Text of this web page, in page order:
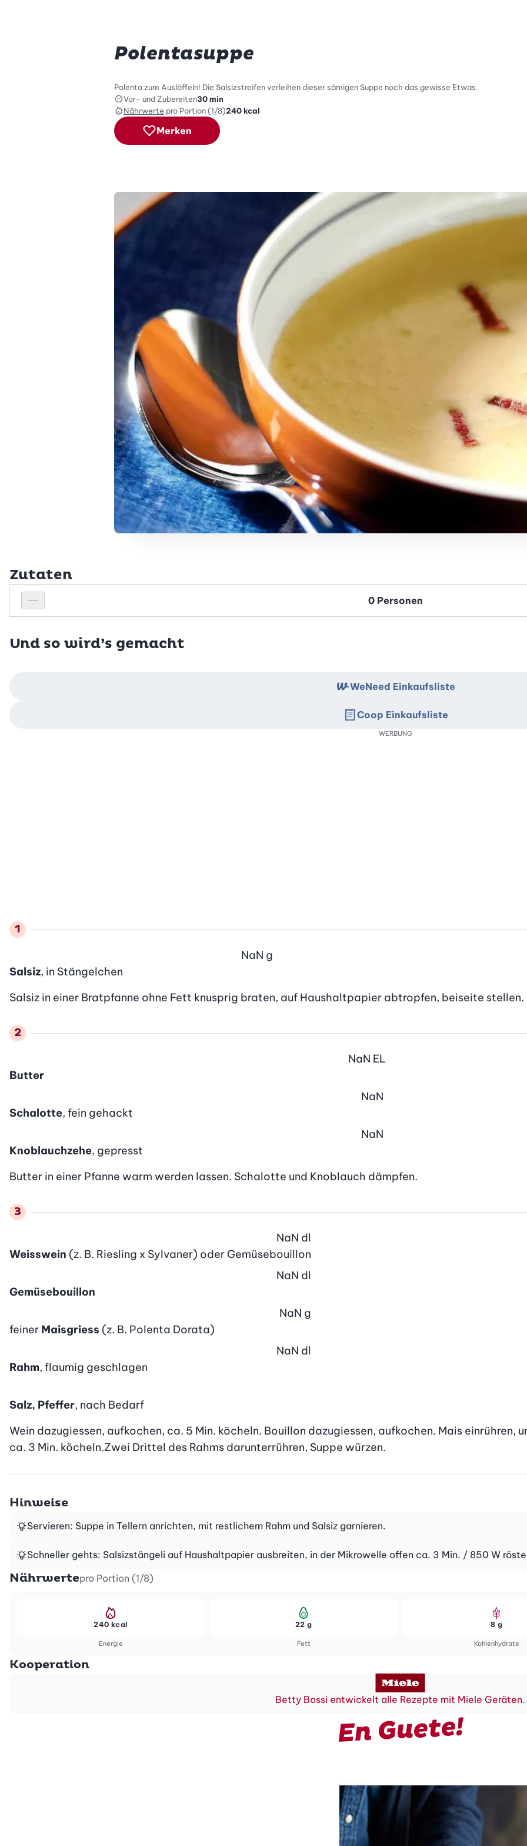
Polentasuppe
Polenta zum Auslöffeln! Die Salsizstreifen verleihen dieser sämigen Suppe noch das gewisse Etwas.
Vor- und Zubereiten30 min
Nährwerte pro Portion (1/8)240 kcal
Merken
Zutaten
Personenanzahl verringern
Personenanzahl
Und so wird’s gemacht
Salsiz, in Stängelchen
NaN g
Salsiz in einer Bratpfanne ohne Fett knusprig braten, auf Haushaltpapier abtropfen, beiseite stellen.
Butter
NaN EL
Schalotte, fein gehackt
NaN
Knoblauchzehe, gepresst
NaN
Butter in einer Pfanne warm werden lassen. Schalotte und Knoblauch dämpfen.
Weisswein (z. B. Riesling x Sylvaner) oder Gemüsebouillon
NaN dl
Gemüsebouillon
NaN dl
feiner Maisgriess (z. B. Polenta Dorata)
NaN g
Rahm, flaumig geschlagen
NaN dl
Salz, Pfeffer, nach Bedarf
Wein dazugiessen, aufkochen, ca. 5 Min. köcheln. Bouillon dazugiessen, aufkochen. Mais einrühren,
ca. 3 Min. köcheln.Zwei Drittel des Rahms darunterrühren, Suppe würzen.
WeNeed Einkaufsliste
Coop Einkaufsliste
WERBUNG
Hinweise
Servieren: Suppe in Tellern anrichten, mit restlichem Rahm und Salsiz garnieren.
Schneller gehts: Salsizstängeli auf Haushaltpapier ausbreiten, in der Mikrowelle offen ca. 3 Min. / 850 W
Nährwertepro Portion (1/8)
Energie
240 kcal
Fett
22 g
Kohlenhydrate
8 g
Kooperation
Betty Bossi entwickelt alle Rezepte mit Miele Geräten.
En Guete!